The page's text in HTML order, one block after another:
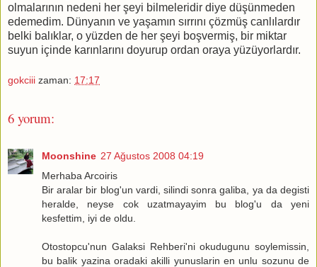
olmalarının nedeni her şeyi bilmeleridir diye düşünmeden
edemedim. Dünyanın ve yaşamın sırrını çözmüş canlılardır
belki balıklar, o yüzden de her şeyi boşvermiş, bir miktar
suyun içinde karınlarını doyurup ordan oraya yüzüyorlardır.
gokciii zaman: 17:17
6 yorum:
Moonshine 27 Ağustos 2008 04:19
Merhaba Arcoiris
Bir aralar bir blog'un vardi, silindi sonra galiba, ya da degisti
heralde, neyse cok uzatmayayim bu blog'u da yeni
kesfettim, iyi de oldu.
Otostopcu'nun Galaksi Rehberi'ni okudugunu soylemissin,
bu balik yazina oradaki akilli yunuslarin en unlu sozunu de